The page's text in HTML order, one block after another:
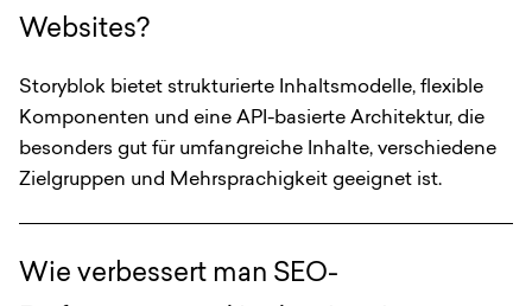
Websites?
Storyblok bietet strukturierte Inhaltsmodelle, flexible
Komponenten und eine API-basierte Architektur, die
besonders gut für umfangreiche Inhalte, verschiedene
Zielgruppen und Mehrsprachigkeit geeignet ist.
Wie verbessert man SEO-